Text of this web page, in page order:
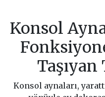
Konsol
Taşıyan
Konsol aynaları,